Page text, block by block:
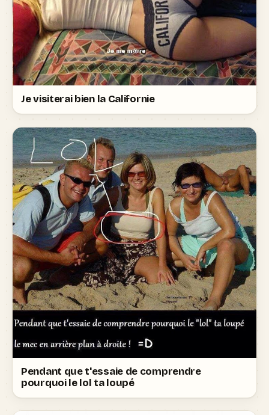
Je visiterai bien la Californie
Pendant que t'essaie de comprendre
pourquoi le lol ta loupé